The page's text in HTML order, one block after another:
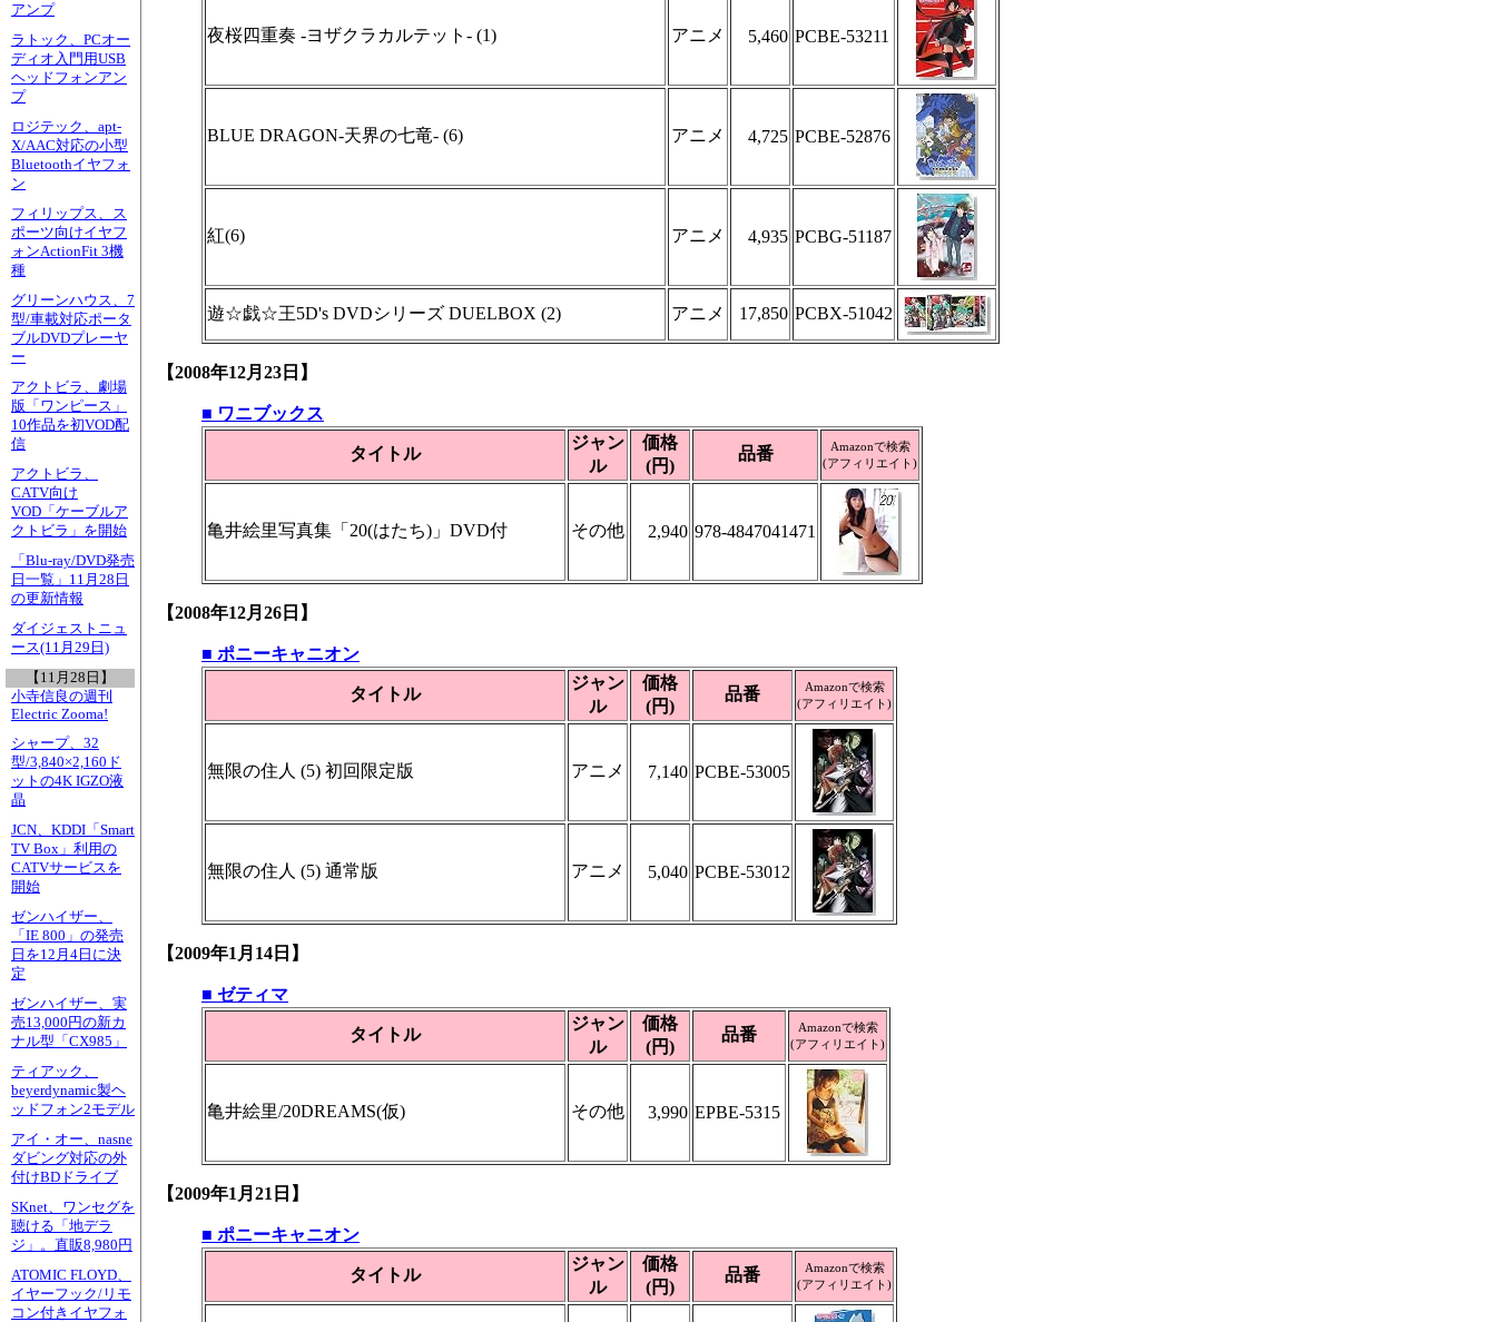
アンプ
ラトック、PCオー
ディオ入門用USB
ヘッドフォンアン
プ
ロジテック、apt-
X/AAC対応の小型
Bluetoothイヤフォ
ン
フィリップス、ス
ポーツ向けイヤフ
ォンActionFit 3機
種
グリーンハウス、7
型/車載対応ポータ
ブルDVDプレーヤ
ー
アクトビラ、劇場
版「ワンピース」
10作品を初VOD配
信
アクトビラ、
CATV向け
VOD「ケーブルア
クトビラ」を開始
「Blu-ray/DVD発売
日一覧」11月28日
の更新情報
ダイジェストニュ
ース(11月29日)
【11月28日】
小寺信良の週刊
Electric Zooma!
シャープ、32
型/3,840×2,160ド
ットの4K IGZO液
晶
JCN、KDDI「Smart
TV Box」利用の
CATVサービスを
開始
ゼンハイザー、
「IE 800」の発売
日を12月4日に決
定
ゼンハイザー、実
売13,000円の新カ
ナル型「CX985」
ティアック、
beyerdynamic製ヘ
ッドフォン2モデル
アイ・オー、nasne
ダビング対応の外
付けBDドライブ
SKnet、ワンセグを
聴ける「地デラ
ジ」。直販8,980円
ATOMIC FLOYD、
イヤーフック/リモ
コン付きイヤフォ
夜桜四重奏 -ヨザクラカルテット- (1) アニメ 5,460 PCBE-53211
BLUE DRAGON-天界の七竜- (6) アニメ 4,725 PCBE-52876
紅(6) アニメ 4,935 PCBG-51187
遊☆戯☆王5D's DVDシリーズ DUELBOX (2) アニメ 17,850 PCBX-51042
【2008年12月23日】
■ ワニブックス
タイトル
ジャン
ル
価格
(円)
品番
Amazonで検索
(アフィリエイト)
亀井絵里写真集「20(はたち)」DVD付 その他 2,940 978-4847041471
【2008年12月26日】
■ ポニーキャニオン
タイトル
ジャン
ル
価格
(円)
品番
Amazonで検索
(アフィリエイト)
無限の住人 (5) 初回限定版 アニメ 7,140 PCBE-53005
無限の住人 (5) 通常版 アニメ 5,040 PCBE-53012
【2009年1月14日】
■ ゼティマ
タイトル
ジャン
ル
価格
(円)
品番
Amazonで検索
(アフィリエイト)
亀井絵里/20DREAMS(仮) その他 3,990 EPBE-5315
【2009年1月21日】
■ ポニーキャニオン
タイトル
ジャン
ル
価格
(円)
品番
Amazonで検索
(アフィリエイト)